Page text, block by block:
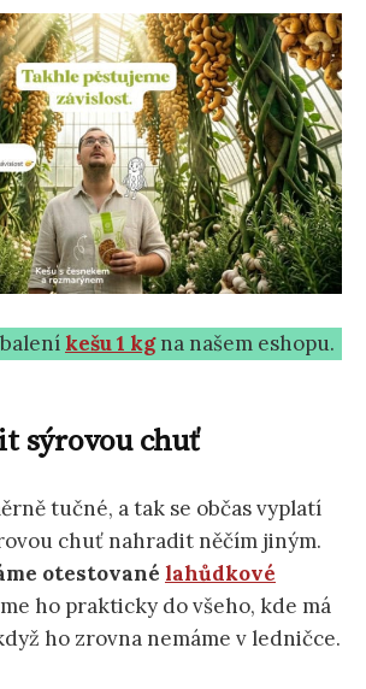
kešu 1 kgna našem eshopu.
sýrovou chuť
tučné, a tak se občas vyplatí
chuť nahradit něčím jiným.
otestované lahůdkové
ho prakticky do všeho, kde má
ho zrovna nemáme v ledničce.